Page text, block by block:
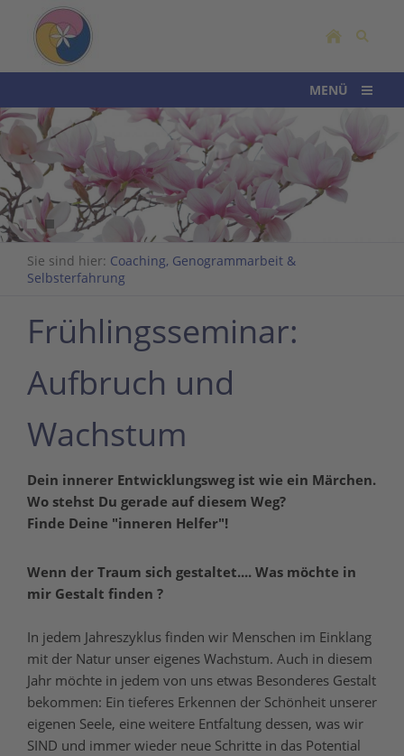
MENÜ
Sie sind hier: Coaching, Genogrammarbeit &
Selbsterfahrung
Frühlingsseminar:
Aufbruch und
Wachstum
Dein innerer Entwicklungsweg ist wie ein Märchen.
Wo stehst Du gerade auf diesem Weg?
Finde Deine "inneren Helfer"!
Wenn der Traum sich gestaltet.... Was möchte in
mir Gestalt finden ?
In jedem Jahreszyklus finden wir Menschen im Einklang
mit der Natur unser eigenes Wachstum. Auch in diesem
Jahr möchte in jedem von uns etwas Besonderes Gestalt
bekommen: Ein tieferes Erkennen der Schönheit unserer
eigenen Seele, eine weitere Entfaltung dessen, was wir
SIND und immer wieder neue Schritte in das Potential